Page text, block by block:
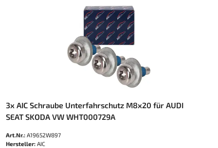
3x AIC Schraube Unterfahrschutz M8x20 für AUDI
SEAT SKODA VW WHT000729A
Art.Nr.: A19652W897
Hersteller: AIC